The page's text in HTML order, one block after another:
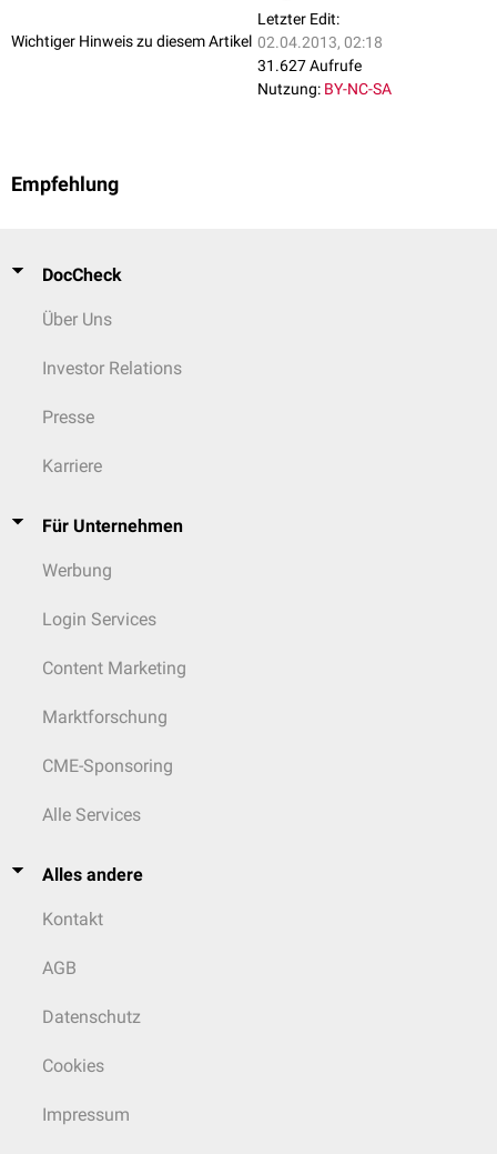
Wichtiger Hinweis zu diesem Artikel
Letzter Edit:
02.04.2013, 02:18
31.627 Aufrufe
Nutzung: BY-NC-SA
Empfehlung
DocCheck
Über Uns
Investor Relations
Presse
Karriere
Für Unternehmen
Werbung
Login Services
Content Marketing
Marktforschung
CME-Sponsoring
Alle Services
Alles andere
Kontakt
AGB
Datenschutz
Cookies
Impressum